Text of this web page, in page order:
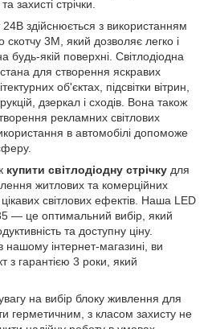
захисті стрічки.
здійснюється з використанням
скотчу 3М, який дозволяє легко і
будь-якій поверхні. Світлодіодна
для створення яскравих
об'єктах, підсвітки вітрин,
дзеркал і сходів. Вона також
рекламних світлових
в автомобілі допоможе
купити світлодіодну стрічку для
житлових та комерційних
світлових ефектів. Наша LED
— це оптимальний вибір, який
та доступну ціну.
інтернет-магазині, ви
з гарантією 3 роки, який
на вибір блоку живлення для
герметичним, з класом захисту не